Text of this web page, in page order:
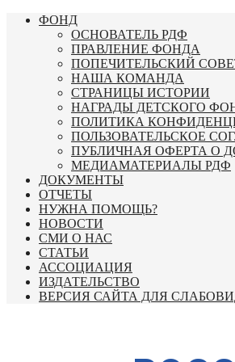
Перейти
содержимому
ФОНД
ОСНОВАТЕЛЬ РДФ
ПРАВЛЕНИЕ ФОНДА
ПОПЕЧИТЕЛЬСКИЙ
НАША КОМАНДА
СТРАНИЦЫ ИСТОРИИ
НАГРАДЫ ДЕТСКОГО
ПОЛИТИКА
ПОЛЬЗОВАТЕЛЬСКОЕ
ПУБЛИЧНАЯ ОФЕРТА О
МЕДИАМАТЕРИАЛЫ РДФ
ДОКУМЕНТЫ
ОТЧЕТЫ
НУЖНА ПОМОЩЬ?
НОВОСТИ
СМИ О НАС
СТАТЬИ
АССОЦИАЦИЯ
ИЗДАТЕЛЬСТВО
ВЕРСИЯ САЙТА ДЛЯ